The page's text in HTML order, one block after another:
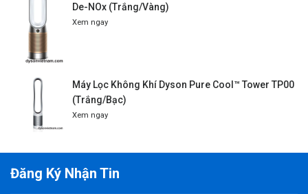
De-NOx (Trắng/Vàng)
Xem ngay
Máy Lọc Không Khí Dyson Pure Cool™ Tower TP00
(Trắng/Bạc)
Xem ngay
Đăng Ký Nhận Tin